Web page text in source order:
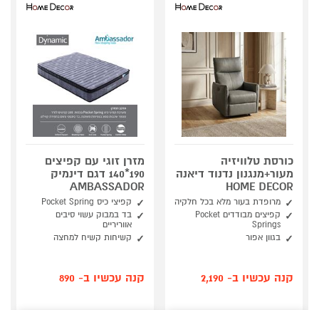
כורסת טלוויזיה
מעור+מנגנון נדנוד דיאנה
HOME DECOR
מרופדת בעור מלא בכל חלקיה
קפיצים מבודדים Pocket
Springs
בגוון אפור
קנה עכשיו ב- 2,190
מזרן זוגי עם קפיצים
190*140 דגם דינמיק
AMBASSADOR
קפיצי כיס Pocket Spring
בד במבוק עשוי סיבים
אווריריים
קשיחות קשיח למחצה
קנה עכשיו ב- 890